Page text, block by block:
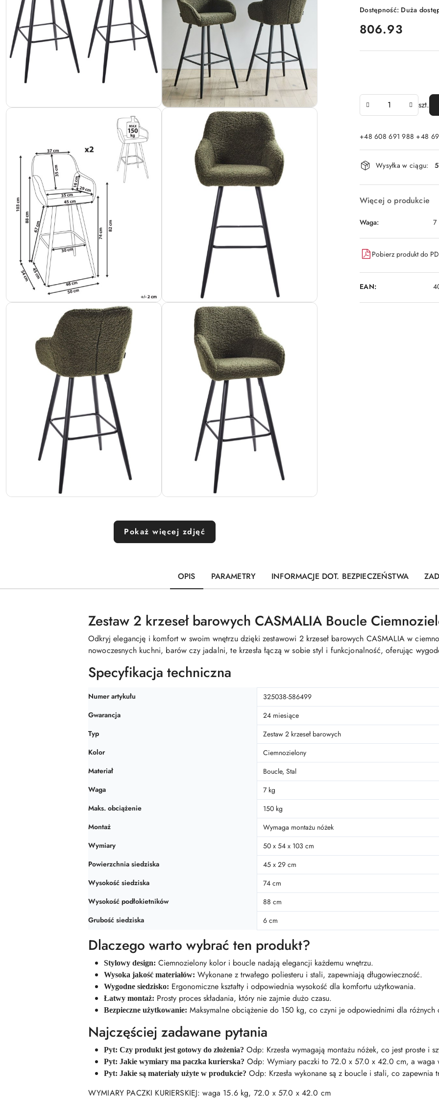
Pokaż więcej zdjęć
Dostępność: Duża
cena:
806.93
szt.
+48 608 691 988 +48
Dostępność
i
dostawa
Wysyłka w ciągu:
Więcej o produkcie
Waga: 7
Pobierz produkt do
EAN:
OPIS PARAMETRY INFORMACJE DOT. BEZPIECZEŃSTWA
Zestaw 2 krzeseł barowych CASMALIA Boucle
Odkryj elegancję i komfort w swoim wnętrzu dzięki zestawowi 2 krzeseł barowych CASMALIA w
nowoczesnych kuchni, barów czy jadalni, te krzesła łączą w sobie styl i funkcjonalność, oferując
Specyfikacja techniczna
Numer artykułu
325038-586499
Gwarancja
24 miesiące
Typ
Zestaw 2 krzeseł barowych
Kolor
Ciemnozielony
Materiał
Boucle, Stal
Waga
7 kg
Maks. obciążenie
150 kg
Montaż
Wymaga montażu nóżek
Wymiary
50 x 54 x 103 cm
Powierzchnia siedziska
45 x 29 cm
Wysokość siedziska
74 cm
Wysokość podłokietników
88 cm
Grubość siedziska
6 cm
Dlaczego warto wybrać ten produkt?
Stylowy design: Ciemnozielony kolor i boucle nadają elegancji każdemu wnętrzu.
Wysoka jakość materiałów: Wykonane z trwałego poliesteru i stali, zapewniają długowieczność.
Wygodne siedzisko: Ergonomiczne kształty i odpowiednia wysokość dla komfortu użytkowania.
Łatwy montaż: Prosty proces składania, który nie zajmie dużo czasu.
Bezpieczne użytkowanie: Maksymalne obciążenie do 150 kg, co czyni je odpowiednimi dla różnych
Najczęściej zadawane pytania
Pyt: Czy produkt jest gotowy do złożenia? Odp: Krzesła wymagają montażu nóżek, co jest proste i
Pyt: Jakie wymiary ma paczka kurierska? Odp: Wymiary paczki to 72.0 x 57.0 x 42.0 cm, a waga
Pyt: Jakie są materiały użyte w produkcie? Odp: Krzesła wykonane są z boucle i stali, co zapewnia
WYMIARY PACZKI KURIERSKIEJ: waga 15.6 kg, 72.0 x 57.0 x 42.0 cm